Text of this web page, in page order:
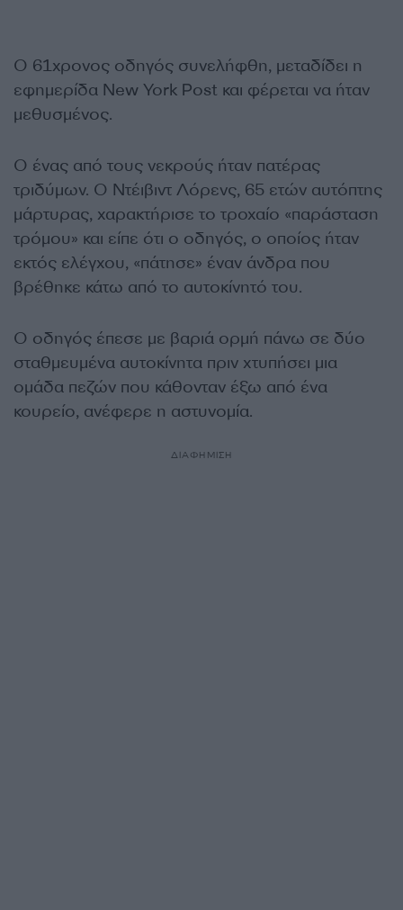
Ο 61χρονος οδηγός συνελήφθη, μεταδίδει η
εφημερίδα New York Post και φέρεται να ήταν
μεθυσμένος.
Ο ένας από τους νεκρούς ήταν πατέρας
τριδύμων. Ο Ντέιβιντ Λόρενς, 65 ετών αυτόπτης
μάρτυρας, χαρακτήρισε το τροχαίο «παράσταση
τρόμου» και είπε ότι ο οδηγός, ο οποίος ήταν
εκτός ελέγχου, «πάτησε» έναν άνδρα που
βρέθηκε κάτω από το αυτοκίνητό του.
Ο οδηγός έπεσε με βαριά ορμή πάνω σε δύο
σταθμευμένα αυτοκίνητα πριν χτυπήσει μια
ομάδα πεζών που κάθονταν έξω από ένα
κουρείο, ανέφερε η αστυνομία.
ΔΙΑΦΗΜΙΣΗ